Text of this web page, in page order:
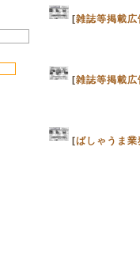
[雑誌等掲載広
[雑誌等掲載広
[ばしゃうま業